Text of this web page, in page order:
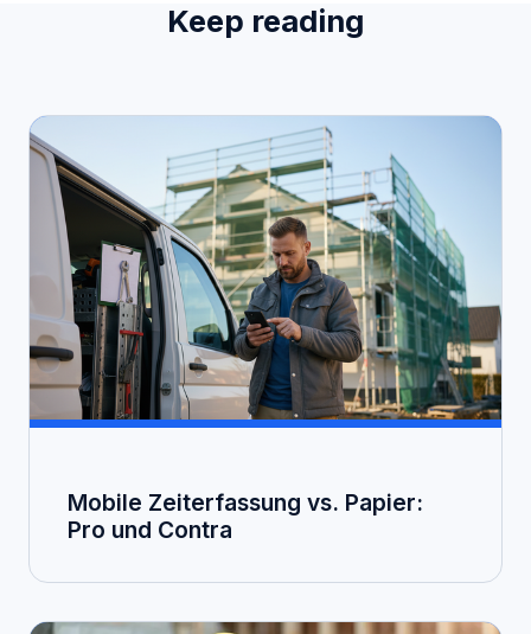
Keep reading
Mobile Zeiterfassung vs. Papier:
Pro und Contra